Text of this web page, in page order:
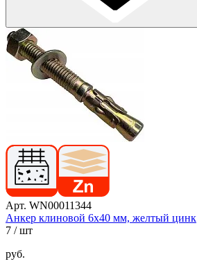
Арт. WN00011344
Анкер клиновой 6х40 мм, желтый цинк
7 / шт
руб.